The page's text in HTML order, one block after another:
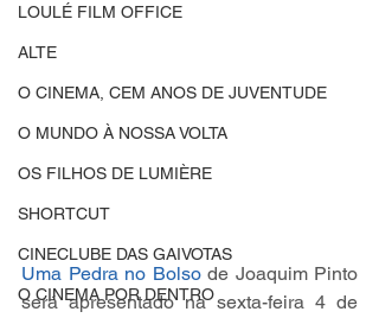
LOULÉ FILM OFFICE
ALTE
O CINEMA, CEM ANOS DE JUVENTUDE
O MUNDO À NOSSA VOLTA
OS FILHOS DE LUMIÈRE
SHORTCUT
CINECLUBE DAS GAIVOTAS
O CINEMA POR DENTRO
Uma Pedra no Bolso de Joaquim Pinto
será apresentado na sexta-feira 4 de